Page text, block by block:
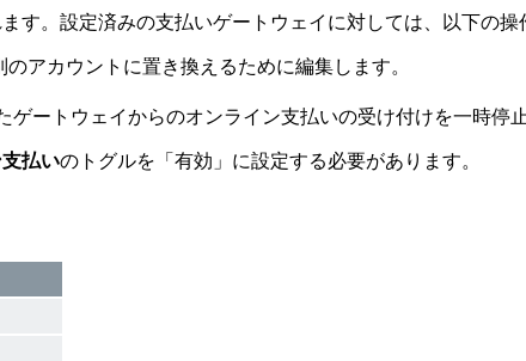
す。設定済みの支払いゲートウェイに対しては、以下の操
アカウントに置き換えるために編集します。
ートウェイからのオンライン支払いの受け付けを一時停
払いのトグルを「有効」に設定する必要があります。